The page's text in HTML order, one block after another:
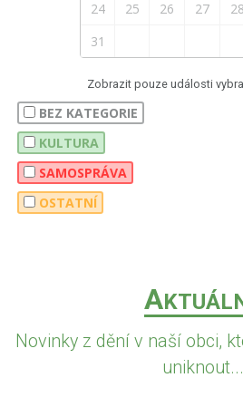
24
25 26 27 28
31
Zobrazit pouze události
BEZ KATEGORIE
KULTURA
SAMOSPRÁVA
OSTATNÍ
A
Novinky z dění v naší obci,
uniknout...